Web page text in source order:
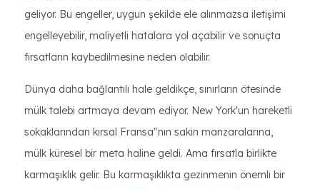
geliyor. Bu engeller, uygun şekilde ele alınmazsa iletişimi
engelleyebilir, maliyetli hatalara yol açabilir ve sonuçta
fırsatların kaybedilmesine neden olabilir.
Dünya daha bağlantılı hale geldikçe, sınırların ötesinde
mülk talebi artmaya devam ediyor. New York'un hareketli
sokaklarından kırsal Fransa"nın sakin manzaralarına,
mülk küresel bir meta haline geldi. Ama fırsatla birlikte
karmaşıklık gelir. Bu karmaşıklıkta gezinmenin önemli bir